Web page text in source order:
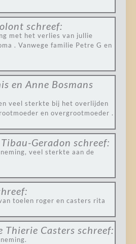
schreef:
met het verlies van jullie
. Vanwege familie Petre G en
en Anne Bosmans
veel sterkte bij het overlijden
en overgrootmoeder .
Geradon schreef:
veel sterkte aan de
toelen roger en casters rita
Thierie Casters schreef: